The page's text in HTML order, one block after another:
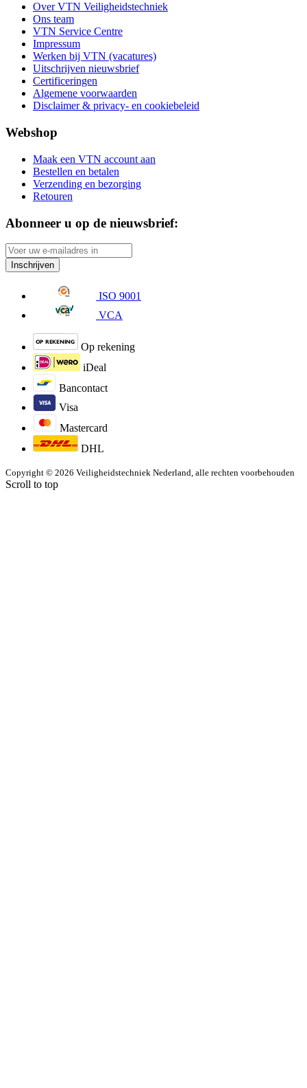
Over VTN Veiligheidstechniek
Ons team
VTN Service Centre
Impressum
Werken bij VTN (vacatures)
Uitschrijven nieuwsbrief
Certificeringen
Algemene voorwaarden
Disclaimer & privacy- en cookiebeleid
Webshop
Maak een VTN account aan
Bestellen en betalen
Verzending en bezorging
Retouren
Abonneer u op de nieuwsbrief:
Inschrijven
ISO 9001
VCA
Op rekening
iDeal
Bancontact
Visa
Mastercard
DHL
Copyright © 2026 Veiligheidstechniek Nederland, alle rechten voorbehouden
Scroll to top